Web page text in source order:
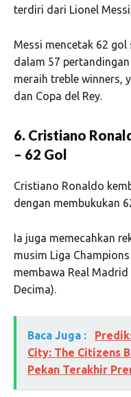
terdiri dari Lionel
Messi mencetak 62
dalam 57
meraih treble winners,
dan Copa del Rey.
6. Cristiano
– 62 Gol
Cristiano Ronaldo
dengan membukukan
Ia juga memecahkan
musim Liga
membawa Real
Decima).
Baca Juga :
City: The Citizens
Pekan Terakhir